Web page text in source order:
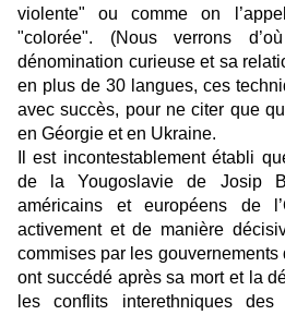
violente" ou comme on
"colorée". (Nous verrons
dénomination curieuse et sa
en plus de 30 langues, ces
avec succès, pour ne citer que
en Géorgie et en Ukraine.
Il est incontestablement établi
de la Yougoslavie de Josip
américains et européens de
activement et de manière
commises par les gouvernements
ont succédé après sa mort et la
les conflits interethniques